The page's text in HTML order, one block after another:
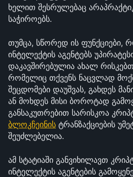
ხელით შესრულებაც
საჭიროებს.
თუმცა, სწორედ ის ფუნქციები,
ინტელექტის აგენტებს
დაკავშირებულია ახალ
რომელიც თქვენს ნაცვლად
შეცდომები დაუშვას, გახდეს
ან მოხდეს მისი ბოროტად
ბლოკჩეინის ტრანზაქციების
შეუძლებელია.
ამ სტატიაში განვიხილავთ
ინტელექტის აგენტების